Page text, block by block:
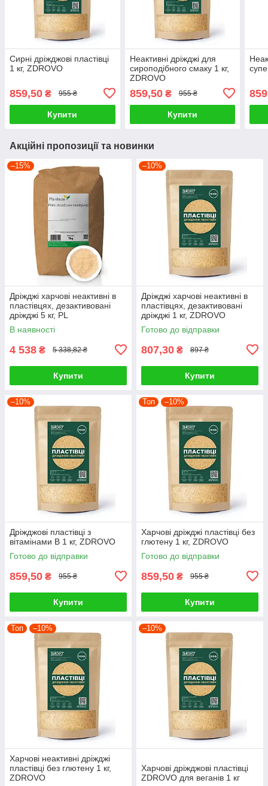
Сирні дріжджові пластівці
1 кг, ZDROVO
859,50 ₴ 955 ₴
Купити
Неактивні дріжджі для
сироподібного смаку 1 кг,
ZDROVO
859,50₴ 955 ₴
Купити
Акційні пропозиції та новинки
–15%
Дріжджі харчові неактивні в
пластівцях, дезактивовані
дріжджі 5 кг, PL
В наявності
4 538 ₴ 5 338,82 ₴
Купити
–10%
Дріжджі харчові неактивні в
пластівцях, дезактивовані
дріжджі 1 кг, ZDROVO
Готово до відправки
807,30 ₴ 897 ₴
Купити
–10%
Дріжджові пластівці з
вітамінами B 1 кг, ZDROVO
Готово до відправки
859,50 ₴ 955 ₴
Купити
Топ –10%
Харчові дріжджі пластівці без
глютену 1 кг, ZDROVO
Готово до відправки
859,50 ₴ 955 ₴
Купити
Топ –10%
Харчові неактивні дріжджі
пластівці без глютену 1 кг,
ZDROVO
–10%
Харчові дріжджові пластівці
ZDROVO для веганів 1 кг